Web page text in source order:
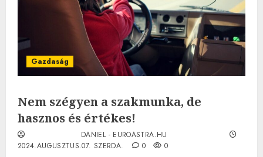
Gazdaság
Nem szégyen a szakmunka, de
hasznos és értékes!
DANIEL - EUROASTRA.HU
2024.AUGUSZTUS.07. SZERDA.
0 0